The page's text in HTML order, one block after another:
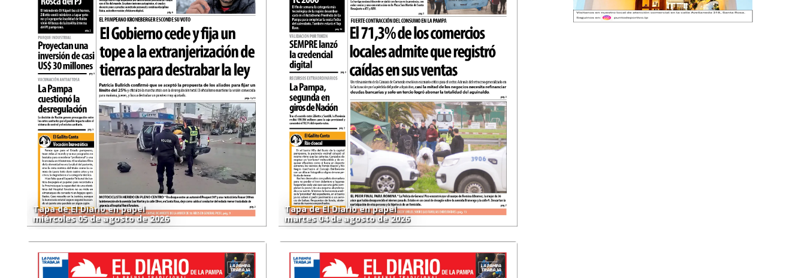
Tapa de El Diario en papel
miércoles 05 de agosto de 2026
Tapa de El Diario en papel
martes 04 de agosto de 2026